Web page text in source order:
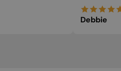
Debbie